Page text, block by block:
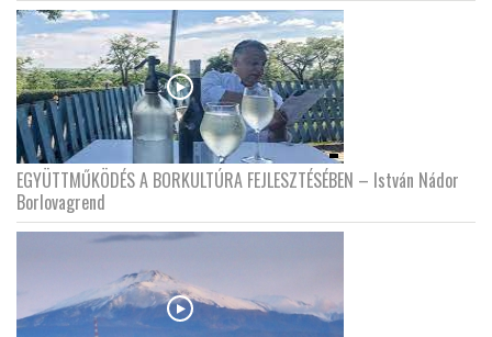
EGYÜTTMŰKÖDÉS A BORKULTÚRA FEJLESZTÉSÉBEN – István Nádor
Borlovagrend